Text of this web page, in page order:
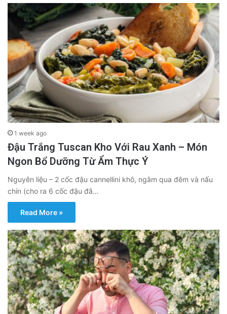
1 week ago
Đậu Trắng Tuscan Kho Với Rau Xanh – Món
Ngon Bổ Dưỡng Từ Ẩm Thực Ý
Nguyên liệu – 2 cốc đậu cannellini khô, ngâm qua đêm và nấu
chín (cho ra 6 cốc đậu đã…
Read More »